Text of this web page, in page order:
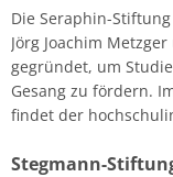
Die Seraphin-
Jörg Joachim
gegründet, um
Gesang zu fördern.
findet der
Stegmann-